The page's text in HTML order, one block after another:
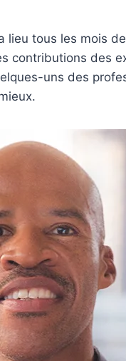
lieu tous les mois
contributions des
uns des